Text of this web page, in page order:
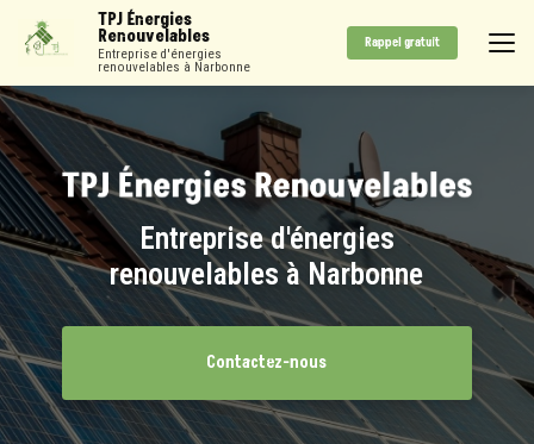
contenu
TPJ Énergies
Renouvelables
Entreprise d'énergies
renouvelables à Narbonne
Rappel gratuit
Entreprise d'énergies
renouvelables à Narbonne
Contactez-nous